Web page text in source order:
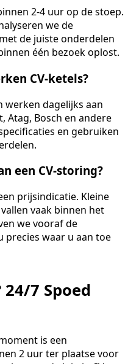
2-4 uur op de stoep.
we de
de juiste onderdelen
één bezoek oplost.
CV-ketels?
werken dagelijks aan
Atag, Bosch en andere
en gebruiken
een CV-storing?
prijsindicatie. Kleine
vaak binnen het
we vooraf de
precies waar u aan toe
7 Spoed
is een
2 uur ter plaatse voor